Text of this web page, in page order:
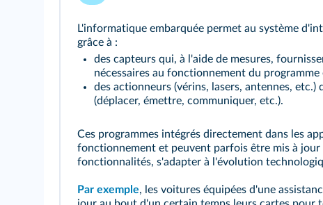
L'informatique embarquée permet au système
grâce à :
des capteurs qui, à l'aide de mesures,
nécessaires au fonctionnement du programme
des actionneurs (vérins, lasers, antennes,
(déplacer, émettre, communiquer, etc.).
Ces programmes intégrés directement dans les
fonctionnement et peuvent parfois être mis à
fonctionnalités, s'adapter à l'évolution
Par exemple, les voitures équipées d'une